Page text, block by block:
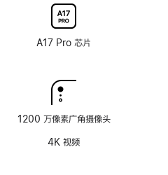
率
技
配
纳
米
玻
面
A17 Pro 芯片
1200 万像素广角摄像头
4K 视频